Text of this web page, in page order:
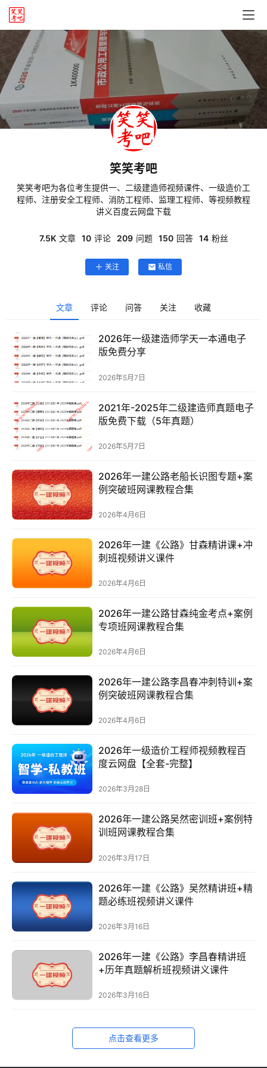
首
页
建
筑
工
下
载
专
问
答
师
用
列
表
笑笑考吧
笑笑考吧为各位考生提供一、二级建造师视频课件、一级造价工
程师、注册安全工程师、消防工程师、监理工程师、等视频教程
讲义百度云网盘下载
7.5K 文章 10 评论 209 问题 150 回答 14 粉丝
关注 私信
文章 评论 问答 关注 收藏
2026年一级建造师学天一本通电子
版免费分享
2026年5月7日
2021年-2025年二级建造师真题电子
版免费下载（5年真题）
2026年5月7日
2026年一建公路老船长识图专题+案
例突破班网课教程合集
2026年4月6日
2026年一建《公路》甘森精讲课+冲
刺班视频讲义课件
2026年4月6日
2026年一建公路甘森纯金考点+案例
专项班网课教程合集
2026年4月6日
2026年一建公路李昌春冲刺特训+案
例突破班网课教程合集
2026年4月6日
2026年一级造价工程师视频教程百
度云网盘【全套-完整】
2026年3月28日
2026年一建公路吴然密训班+案例特
训班网课教程合集
2026年3月17日
2026年一建《公路》吴然精讲班+精
题必练班视频讲义课件
2026年3月16日
2026年一建《公路》李昌春精讲班
+历年真题解析班视频讲义课件
2026年3月16日
点击查看更多